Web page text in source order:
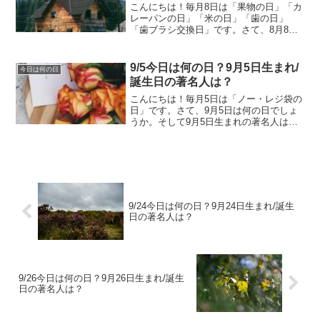
こんにちは！毎月8日は「果物の日」「カ
レーパンの日」「米の日」「歯の日」
「歯ブラシ交換日」です。さて、8月8日
か。8/8今日は何の日？8月8日生まれ/誕
生日の著名人は...
今日は何の日
9/5今日は何の日？9月5日生まれ/
誕生日の著名人は？
こんにちは！毎月5日は「ノー・レジ袋の
日」です。さて、9月5日は何の日でしょ
うか。そして9月5日生まれの著名人はど
9/24今日は何の日？9月24日生まれ/誕生
日の著名人は？
9/26今日は何の日？9月26日生まれ/誕生
日の著名人は？